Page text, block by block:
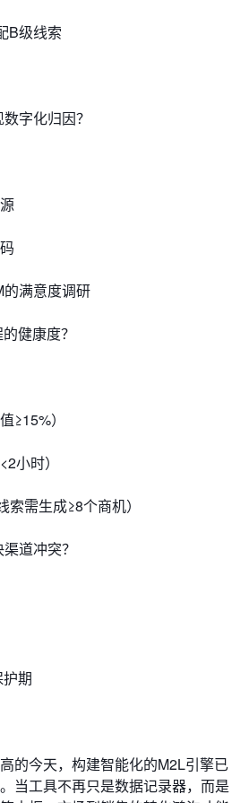
B级线索
字化归因？​​
满意度调研
健康度？​​
≥15%）
小时）
需生成≥8个商机）
道冲突？​​
期
的今天，构建智能化的M2L引擎已
当工具不再只是数据记录器，而是